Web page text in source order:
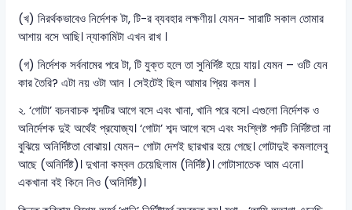
(খ) নিরর্থকভাবেও নির্দেশক টা, টি-র ব্যবহার লক্ষণীয়। যেমন- সারাটি সকাল তোমার
আশায় বসে আছি। ন্যাকামিটা এখন রাখ ।
(গ) নির্দেশক সর্বনামের পরে টা, টি যুক্ত হলে তা সুনির্দিষ্ট হয়ে যায়। যেমন – ওটি যেন
কার তৈরি? এটা নয় ওটা আন । সেইটেই ছিল আমার প্রিয় কলম ।
২. ‘গোটা’ বচনবাচক শব্দটির আগে বসে এবং খানা, খানি পরে বসে। এগুলো নির্দেশক ও
অনির্দেশক দুই অর্থেই প্রযোজ্য। ‘গোটা’ শব্দ আগে বসে এবং সংশ্লিষ্ট পদটি নির্দিষ্টতা না
বুঝিয়ে অনির্দিষ্টতা বোঝায়। যেমন- গোটা দেশই ছারখার হয়ে গেছে। গোটাদুই কমলালেবু
আছে (অনির্দিষ্ট)। দুখানা কম্বল চেয়েছিলাম (নির্দিষ্ট)। গোটাসাতেক আম এনো।
একখানা বই কিনে নিও (অনির্দিষ্ট)।